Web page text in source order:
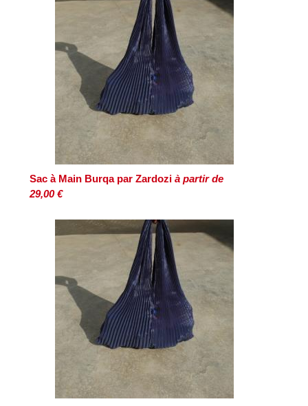
Sac à Main Burqa par Zardozi à partir de
29,00 €